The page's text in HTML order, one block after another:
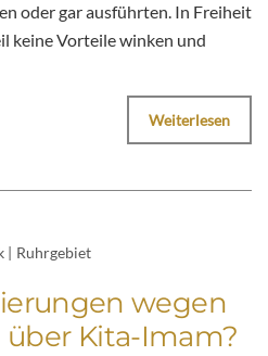
oder gar ausführten. In Freiheit
keine Vorteile winken und
Weiterlesen
| Ruhrgebiet
wegen
Kita-Imam?